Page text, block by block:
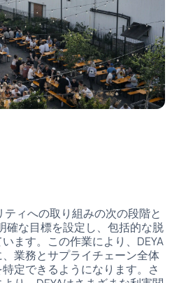
ィへの取り組みの次の段階と
確な目標を設定し、包括的な脱
ます。この作業により、DEYA
業務とサプライチェーン全体
定できるようになります。さ